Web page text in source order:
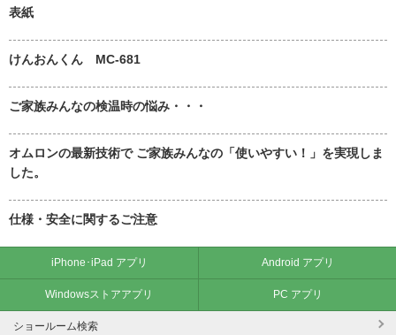
表紙
けんおんくん MC-681
ご家族みんなの検温時の悩み・・・
オムロンの最新技術で ご家族みんなの「使いやすい！」を実現しま
した。
仕様・安全に関するご注意
iPhone･iPad アプリ Android アプリ
Windowsストアアプリ PC アプリ
ショールーム検索